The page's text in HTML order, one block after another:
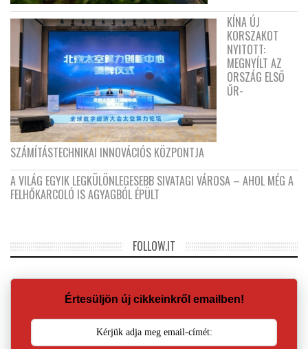
KÍNA ÚJ
KORSZAKOT
NYITOTT:
MEGNYÍLT AZ
ORSZÁG ELSŐ
ŰR-
SZÁMÍTÁSTECHNIKAI INNOVÁCIÓS KÖZPONTJA
A VILÁG EGYIK LEGKÜLÖNLEGESEBB SIVATAGI VÁROSA – AHOL MÉG A
FELHŐKARCOLÓ IS AGYAGBÓL ÉPÜLT
FOLLOW.IT
Értesüljön új cikkeinkről emailben!